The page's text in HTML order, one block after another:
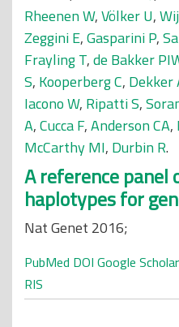
Rheenen W,Völker U,
Zeggini E,Gasparini P,
Frayling T,de Bakker
S, Kooperberg C, Dekker
Iacono W, Ripatti S,
A,Cucca F,Anderson CA,
McCarthy MI, Durbin R.
A reference panel
haplotypes for
Nat Genet 2016;
PubMed DOI Google Scholar
RIS